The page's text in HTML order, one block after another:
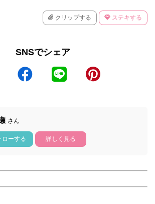
クリップする ステキする
SNSでシェア
さん
ローする 詳しく見る